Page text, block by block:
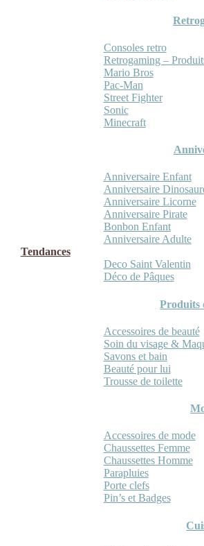
Consoles retro
Retrogaming –
Mario Bros
Pac-Man
Street Fighter
Sonic
Minecraft
Anniversaire Enfant
Anniversaire
Anniversaire Licorne
Anniversaire Pirate
Bonbon Enfant
Anniversaire Adulte
Tendances
Deco Saint Valentin
Déco de Pâques
Produits
Accessoires de beauté
Soin du visage &
Savons et bain
Beauté pour lui
Trousse de toilette
Accessoires de mode
Chaussettes Femme
Chaussettes Homme
Parapluies
Porte clefs
Pin’s et Badges